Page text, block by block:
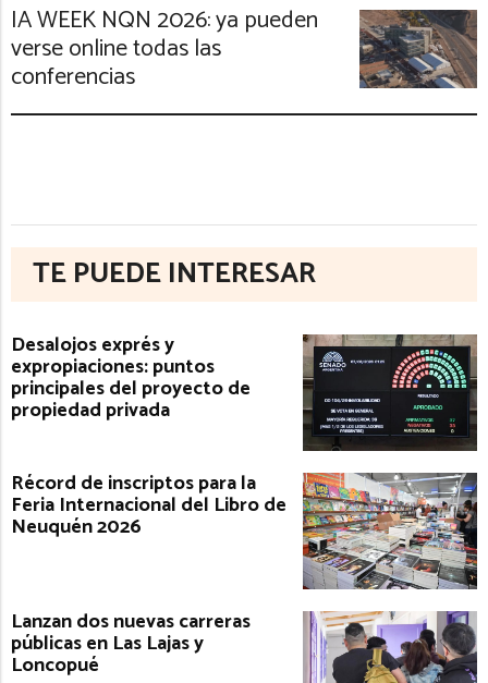
IA WEEK NQN 2026: ya pueden
verse online todas las
conferencias
TE PUEDE INTERESAR
Desalojos exprés y
expropiaciones: puntos
principales del proyecto de
propiedad privada
Récord de inscriptos para la
Feria Internacional del Libro de
Neuquén 2026
Lanzan dos nuevas carreras
públicas en Las Lajas y
Loncopué